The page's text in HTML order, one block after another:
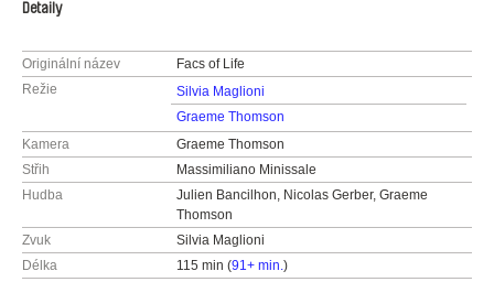
Detaily
Originální název
Facs of Life
Režie
Silvia Maglioni
Graeme Thomson
Kamera
Graeme Thomson
Střih
Massimiliano Minissale
Hudba
Julien Bancilhon, Nicolas Gerber, Graeme
Thomson
Zvuk
Silvia Maglioni
Délka
115 min (91+ min.)